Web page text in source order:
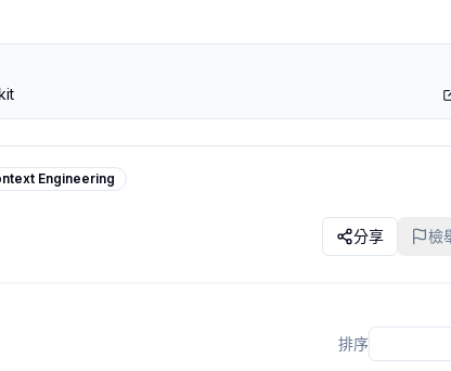
而是盡量用台灣開發者讀起來比較自然的語氣來寫。
類似錯誤的情況，歡迎看看這個專案，也很想聽聽大家
Engineering
分享 檢
排序